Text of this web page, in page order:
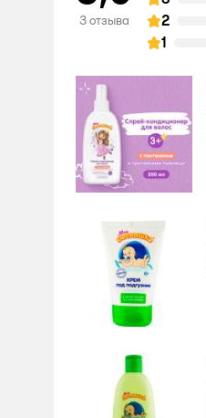
3 отзыва
2
1